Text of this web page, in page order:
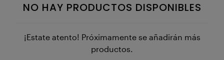
NO HAY PRODUCTOS DISPONIBLES
¡Estate atento! Próximamente se añadirán más
productos.